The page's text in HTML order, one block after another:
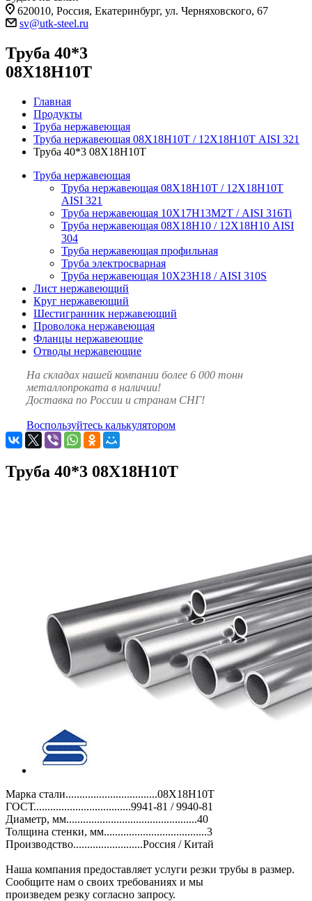
620010, Россия, Екатеринбург, ул. Черняховского, 67
sv@utk-steel.ru
Труба 40*3
08Х18Н10Т
Главная
Продукты
Труба нержавеющая
Труба нержавеющая 08Х18Н10Т / 12Х18Н10Т AISI 321
Труба 40*3 08Х18Н10Т
Труба нержавеющая
Труба нержавеющая 08Х18Н10Т / 12Х18Н10Т
AISI 321
Труба нержавеющая 10Х17Н13М2Т / AISI 316Ti
Труба нержавеющая 08Х18Н10 / 12Х18Н10 AISI
304
Труба нержавеющая профильная
Труба электросварная
Труба нержавеющая 10Х23Н18 / AISI 310S
Лист нержавеющий
Круг нержавеющий
Шестигранник нержавеющий
Проволока нержавеющая
Фланцы нержавеющие
Отводы нержавеющие
На складах нашей компании более 6 000 тонн
металлопроката в наличии!
Доставка по России и странам СНГ!
Воспользуйтесь калькулятором
Труба 40*3 08Х18Н10Т
Марка стали.................................08Х18Н10Т
ГОСТ...................................9941-81 / 9940-81
Диаметр, мм...............................................40
Толщина стенки, мм.....................................3
Производство.........................Россия / Китай
Наша компания предоставляет услуги резки трубы в размер.
Сообщите нам о своих требованиях и мы
произведем резку согласно запросу.